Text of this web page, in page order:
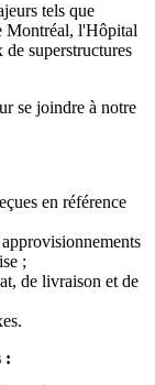
tels que
Montréal, l'Hôpital
superstructures
se joindre à notre
en référence
;
de livraison et de
: